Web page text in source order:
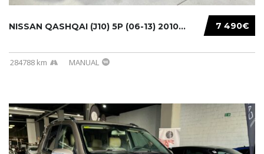
7 490€
NISSAN QASHQAI (J10) 5P (06-13) 2010...
284788 km MANUAL